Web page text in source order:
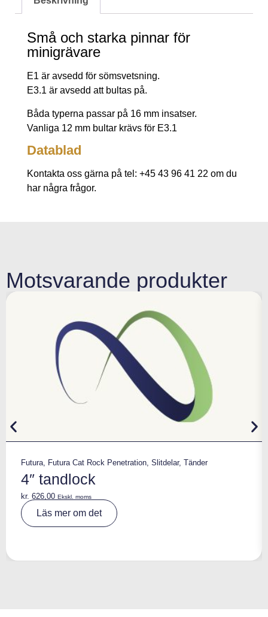
Små och starka pinnar för
minigrävare
E1 är avsedd för sömsvetsning.
E3.1 är avsedd att bultas på.
Båda typerna passar på 16 mm insatser.
Vanliga 12 mm bultar krävs för E3.1
Datablad
Kontakta oss gärna på tel: +45 43 96 41 22 om du
har några frågor.
Motsvarande produkter
Futura, Futura Cat Rock Penetration, Slitdelar, Tänder
4″ tandlock
kr. 626,00 Ekskl. moms
Läs mer om det
ti